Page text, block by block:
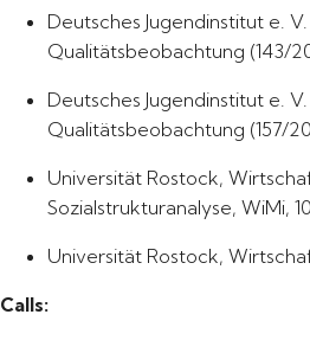
Deutsches Jugendinstitut e.
Qualitätsbeobachtung (143/
Deutsches Jugendinstitut e.
Qualitätsbeobachtung (157/
Universität Rostock,
Sozialstrukturanalyse, WiMi,
Universität Rostock,
Calls: